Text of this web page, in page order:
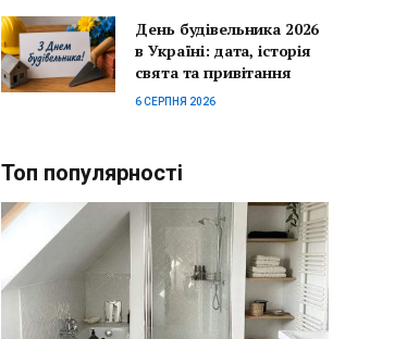
День будівельника 2026
в Україні: дата, історія
свята та привітання
6 СЕРПНЯ 2026
Топ популярності